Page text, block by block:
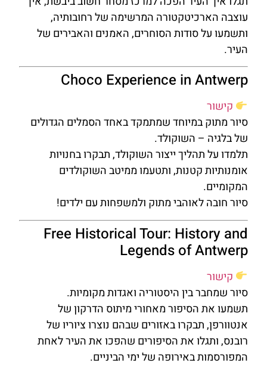
עוצבה הארכיטקטורה המרשימה של רחובותיה,
ותשמעו על סודות הסוחרים, האמנים והאבירים של
העיר.
Choco Experience in Antwerp
קישור
סיור מתוק במיוחד שמתמקד באחד הסמלים הגדולים
של בלגיה – השוקולד.
תלמדו על תהליך ייצור השוקולד, תבקרו בחנויות
אומנותיות קטנות, ותטעמו ממיטב השוקולדים
המקומיים.
סיור חובה לאוהבי מתוק ולמשפחות עם ילדים!
Free Historical Tour: History and
Legends of Antwerp
קישור
סיור שמחבר בין היסטוריה ואגדות מקומיות.
תשמעו את הסיפור מאחורי מיתוס הדרקון של
אנטוורפן, תבקרו באזורים שבהם נוצרו ציוריו של
רובנס, ותגלו את הסיפורים שהפכו את העיר לאחת
המפורסמות באירופה של ימי הביניים.